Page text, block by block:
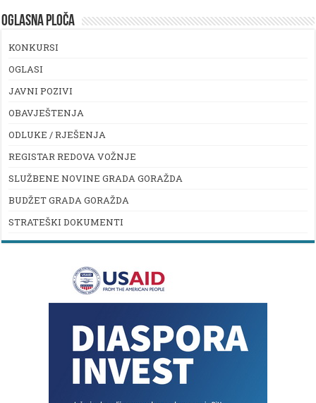
OGLASNA PLOČA
KONKURSI
OGLASI
JAVNI POZIVI
OBAVJEŠTENJA
ODLUKE / RJEŠENJA
REGISTAR REDOVA VOŽNJE
SLUŽBENE NOVINE GRADA GORAŽDA
BUDŽET GRADA GORAŽDA
STRATEŠKI DOKUMENTI